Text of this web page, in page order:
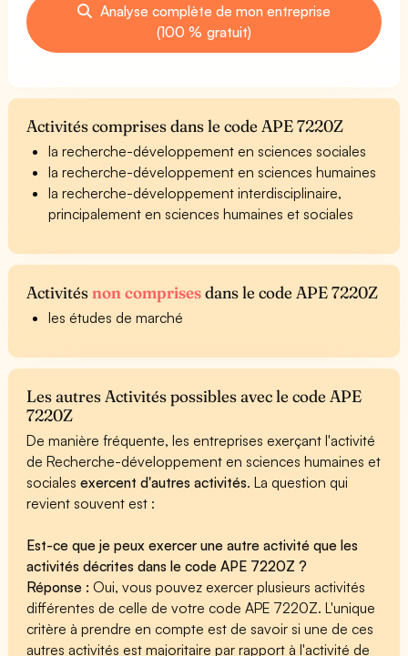
Analyse complète de mon entreprise
(100 % gratuit)
Activités comprises dans le code APE 7220Z
la recherche-développement en sciences sociales
la recherche-développement en sciences humaines
la recherche-développement interdisciplinaire,
principalement en sciences humaines et sociales
Activitésnon comprisesdans le code APE 7220Z
les études de marché
Les autres Activités possibles avec le code APE
7220Z
De manière fréquente, les entreprises exerçant l'activité
de Recherche-développement en sciences humaines et
socialesexercent d'autres activités. La question qui
revient souvent est :
Est-ce que je peux exercer une autre activité que les
activités décrites dans le code APE 7220Z ?
Réponse :Oui, vous pouvez exercer plusieurs activités
différentes de celle de votre code APE 7220Z. L'unique
critère à prendre en compte est de savoir si une de ces
autres activités est majoritaire par rapport à l'activité de